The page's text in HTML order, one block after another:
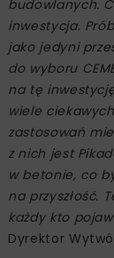
budowlanych.
inwestycja.
jako jedyni
do wyboru
na tę
wiele
zastosowań
z nich jest
w betonie, co
na przyszłość.
każdy kto
Dyrektor